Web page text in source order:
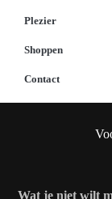
Plezier
Shoppen
Contact
Wat je niet wilt